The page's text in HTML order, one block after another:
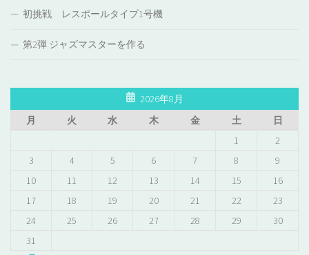
初挑戦 レスポールタイプ1号機
第2弾 ジャズマスターを作る
2026年8月
月
火 水 木 金 土
日
1
2
3
4 5 6 7 8
9
10
11 12 13 14 15
16
17
18 19 20 21 22
23
24
25 26 27 28 29
30
31